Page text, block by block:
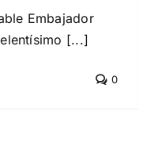
Embajador
[...]
0